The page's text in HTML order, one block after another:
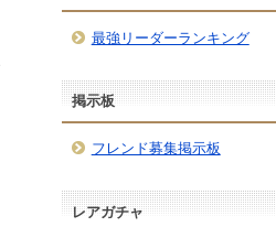
最強リーダーランキング
掲示板
フレンド募集掲示板
レアガチャ